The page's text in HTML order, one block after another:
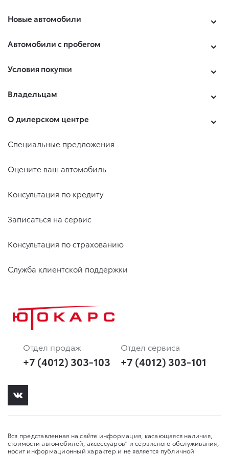
Новые автомобили
Автомобили с пробегом
Условия покупки
Владельцам
О дилерском центре
Специальные предложения
Оцените ваш автомобиль
Консультация по кредиту
Записаться на сервис
Консультация по страхованию
Служба клиентской поддержки
Отдел продаж
+7 (4012) 303-103
Отдел сервиса
+7 (4012) 303-101
Вся представленная на сайте информация, касающаяся наличия,
стоимости автомобилей, аксессуаров* и сервисного обслуживания,
носит информационный характер и не является публичной